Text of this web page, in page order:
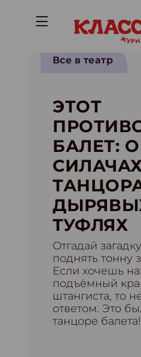
Все в театр
ЭТОТ
БАЛЕТ: О
ТУФЛЯХ
Отгадай
поднять тонну
Если хочешь
подъёмный
штангиста, то
ответом. Это
танцоре балета!